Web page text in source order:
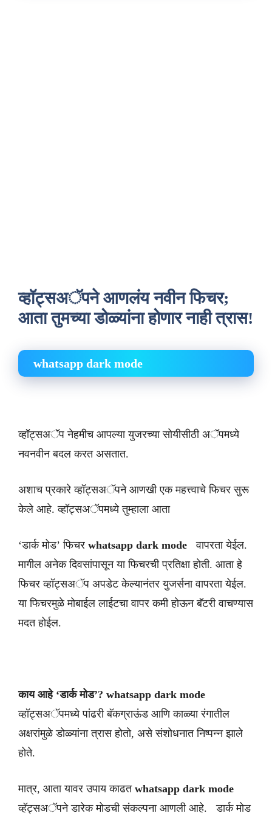
व्हॉट्सअॅपने आणलंय नवीन फिचर;
आता तुमच्या डोळ्यांना होणार नाही त्रास!
whatsapp dark mode
व्हॉट्सअॅप नेहमीच आपल्या युजरच्या सोयीसीठी अॅपमध्ये
नवनवीन बदल करत असतात.
अशाच प्रकारे व्हॉट्सअॅपने आणखी एक महत्त्वाचे फिचर सुरू
केले आहे. व्हॉट्सअॅपमध्ये तुम्हाला आता
‘डार्क मोड’ फिचर whatsapp dark mode वापरता येईल.
मागील अनेक दिवसांपासून या फिचरची प्रतिक्षा होती. आता हे
फिचर व्हॉट्सअॅप अपडेट केल्यानंतर युजर्सना वापरता येईल.
या फिचरमुळे मोबाईल लाईटचा वापर कमी होऊन बॅटरी वाचण्यास
मदत होईल.
काय आहे ‘डार्क मोड’? whatsapp dark mode
व्हॉट्सअॅपमध्ये पांढरी बॅकग्राऊंड आणि काळ्या रंगातील
अक्षरांमुळे डोळ्यांना त्रास होतो, असे संशोधनात निष्पन्न झाले
होते.
मात्र, आता यावर उपाय काढत whatsapp dark mode
व्हॅट्सअॅपने डारेक मोडची संकल्पना आणली आहे. डार्क मोड